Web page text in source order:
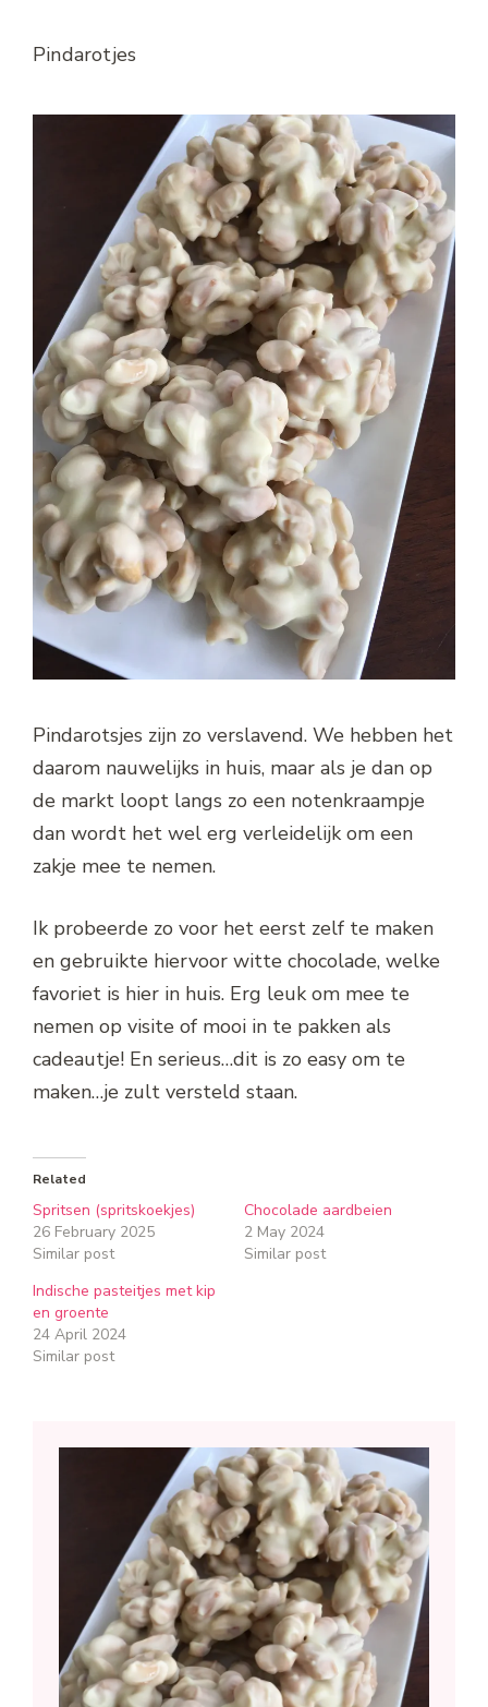
Pindarotjes
Pindarotsjes zijn zo verslavend. We hebben het
daarom nauwelijks in huis, maar als je dan op
de markt loopt langs zo een notenkraampje
dan wordt het wel erg verleidelijk om een
zakje mee te nemen.
Ik probeerde zo voor het eerst zelf te maken
en gebruikte hiervoor witte chocolade, welke
favoriet is hier in huis. Erg leuk om mee te
nemen op visite of mooi in te pakken als
cadeautje! En serieus…dit is zo easy om te
maken…je zult versteld staan.
Related
Spritsen (spritskoekjes)
26 February 2025
Similar post
Chocolade aardbeien
2 May 2024
Similar post
Indische pasteitjes met kip
en groente
24 April 2024
Similar post